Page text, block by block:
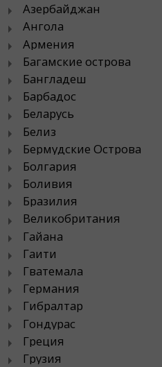
Азербайджан
Ангола
Армения
Багамские острова
Бангладеш
Барбадос
Беларусь
Белиз
Бермудские Острова
Болгария
Боливия
Бразилия
Великобритания
Гайана
Гаити
Гватемала
Германия
Гибралтар
Гондурас
Греция
Грузия